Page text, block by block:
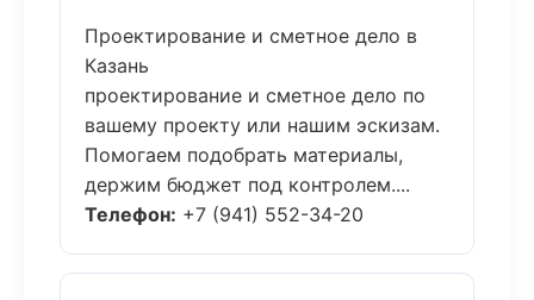
Проектирование и сметное дело в
Казань
проектирование и сметное дело по
вашему проекту или нашим эскизам.
Помогаем подобрать материалы,
держим бюджет под контролем....
Телефон: +7 (941) 552-34-20